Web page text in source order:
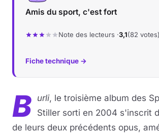
Amis du sport, c'est fort
Note des lecteurs ·3,1(82 votes)
Fiche technique →
B urli, le troisième album des
Stiller sorti en 2004 s'inscrit
de leurs deux précédents opus,